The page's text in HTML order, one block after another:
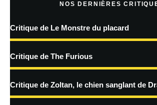
mon prochain commentaire.
NOS DERNIÈRES
Critique de Le Monstre du placard
Critique de The Furious
Critique de Zoltan, le chien sanglant de